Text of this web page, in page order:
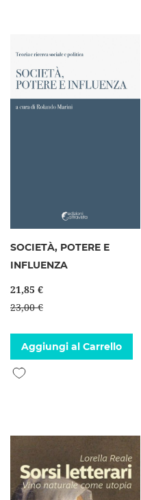
SOCIETÀ, POTERE E
INFLUENZA
21,85 €
23,00 €
Aggiungi al Carrello
Aggiungi alla lista desideri